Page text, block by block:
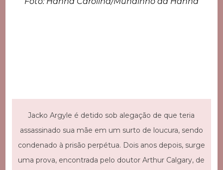
Jacko Argyle é detido sob alegação de que teria
assassinado sua mãe em um surto de loucura, sendo
condenado à prisão perpétua. Dois anos depois, surge
uma prova, encontrada pelo doutor Arthur Calgary, de